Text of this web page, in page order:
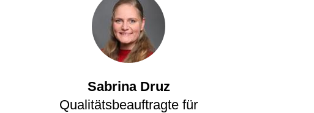
Sabrina Druz
Qualitätsbeauftragte für